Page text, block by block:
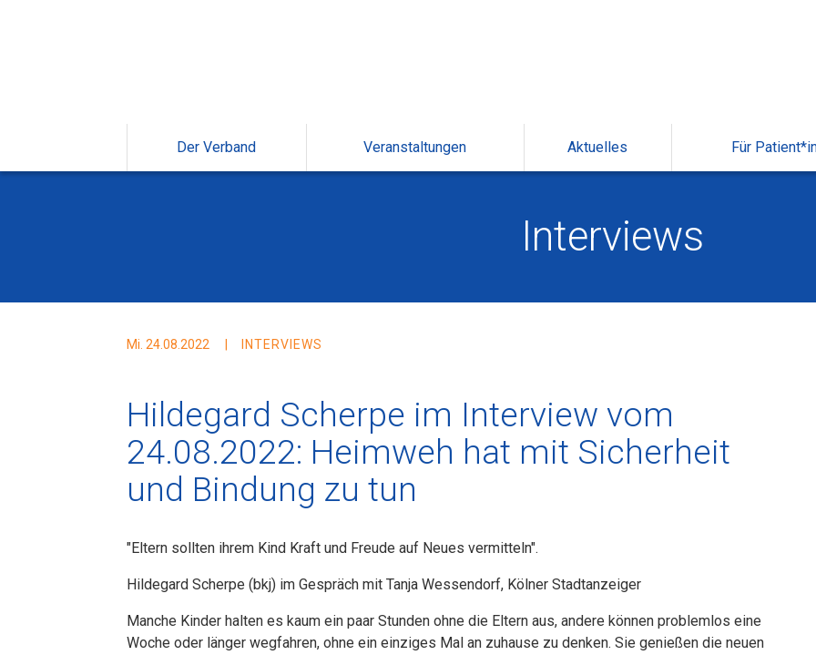
Der Verband Veranstaltungen Aktuelles Für
Interviews
Mi. 24.08.2022 INTERVIEWS
Hildegard Scherpe im Interview vom
24.08.2022: Heimweh hat mit Sicherheit
und Bindung zu tun
"Eltern sollten ihrem Kind Kraft und Freude auf Neues vermitteln".
Hildegard Scherpe (bkj) im Gespräch mit Tanja Wessendorf, Kölner Stadtanzeiger
Manche Kinder halten es kaum ein paar Stunden ohne die Eltern aus, andere können problemlos eine
Woche oder länger wegfahren, ohne ein einziges Mal an zuhause zu denken. Sie genießen die neuen